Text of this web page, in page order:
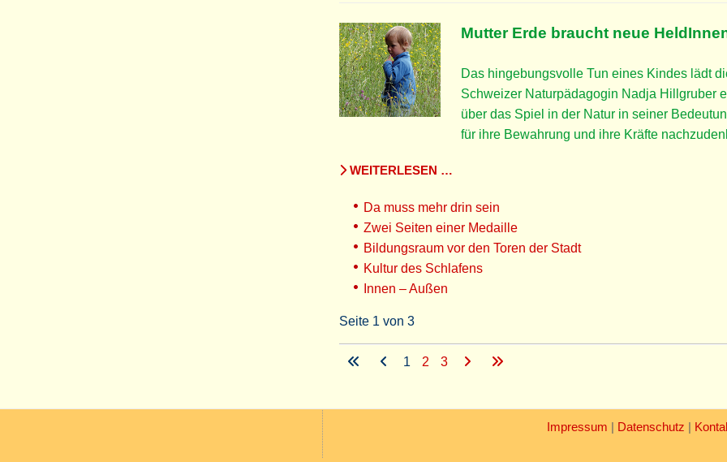
Mutter Erde braucht neue
Das hingebungsvolle Tun eines Kindes lädt
Schweizer Naturpädagogin Nadja Hillgruber
über das Spiel in der Natur in seiner
für ihre Bewahrung und ihre Kräfte
WEITERLESEN …
Da muss mehr drin sein
Zwei Seiten einer Medaille
Bildungsraum vor den Toren der Stadt
Kultur des Schlafens
Innen – Außen
Seite 1 von 3
1 2 3
Impressum Datenschutz